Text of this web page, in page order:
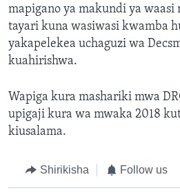
mapigano ya makundi ya
tayari kuna wasiwasi kwamba
yakapelekea uchaguzi wa
kuahirishwa.
Wapiga kura mashariki mwa
upigaji kura wa mwaka 2018
kiusalama.
Shirikisha Follow us